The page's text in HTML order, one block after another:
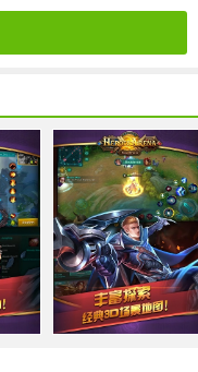
音乐游戏
国战网游